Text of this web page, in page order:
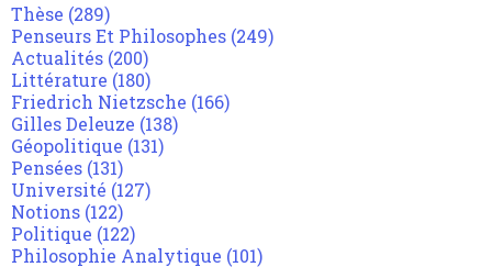
Thèse (289)
Penseurs Et Philosophes (249)
Actualités (200)
Littérature (180)
Friedrich Nietzsche (166)
Gilles Deleuze (138)
Géopolitique (131)
Pensées (131)
Université (127)
Notions (122)
Politique (122)
Philosophie Analytique (101)